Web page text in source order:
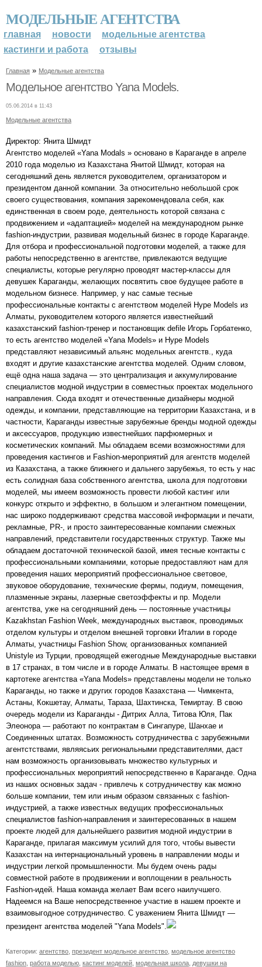
МОДЕЛЬНЫЕ АГЕНТСТВА
главная новости
модельные агентства
кастинги и работа
отзывы
Главная » Модельные агентства
Модельное агентство Yana Models.
05.06.2014 в 11:43
Модельные агентства
Директор: Янита Шмидт
Агентство моделей «Yana Modals » основано в Караганде в апреле
2010 года моделью из Казахстана Янитой Шмидт, которая на
сегодняшний день является руководителем, организатором и
президентом данной компании. За относительно небольшой срок
своего существования, компания зарекомендовала себя, как
единственная в своем роде, деятельность которой связана с
продвижением и «адаптацией» моделей на международном рынке
fashion-индустрии, развивая модельный бизнес в городе Караганде.
Для отбора и профессиональной подготовки моделей, а также для
работы непосредственно в агентстве, привлекаются ведущие
специалисты, которые регулярно проводят мастер-классы для
девушек Караганды, желающих посвятить свое будущее работе в
модельном бизнесе. Например, у нас самые тесные
профессиональные контакты с агентством моделей Hype Models из
Алматы, руководителем которого является известнейший
казахстанский fashion-тренер и постановщик defile Игорь Горбатенко,
то есть агентство моделей «Yana Models» и Hype Models
представляют независимый альянс модельных агентств., куда
входят и другие казахстанские агентства моделей. Одним словом,
ещё одна наша задача — это централизация и аккумулирование
специалистов модной индустрии в совместных проектах модельного
направления. Сюда входят и отечественные дизайнеры модной
одежды, и компании, представляющие на территории Казахстана, и в
частности, Караганды известные зарубежные бренды модной одежды
и аксессуаров, продукцию известнейших парфюмерных и
косметических компаний. Мы обладаем всеми возможностями для
проведения кастингов и Fashion-мероприятий для агентств моделей
из Казахстана, а также ближнего и дальнего зарубежья, то есть у нас
есть солидная база собственного агентства, школа для подготовки
моделей, мы имеем возможность провести любой кастинг или
конкурс открыто и эффектно, в большом и элегантном помещении,
нас широко поддерживают средства массовой информации и печати,
рекламные, PR-, и просто заинтересованные компании смежных
направлений, представители государственных структур. Также мы
обладаем достаточной технической базой, имея тесные контакты с
профессиональными компаниями, которые предоставляют нам для
проведения наших мероприятий профессиональное световое,
звуковое оборудование, технические фермы, подиум, помещения,
плазменные экраны, лазерные светоэффекты и пр. Модели
агентства, уже на сегодняшний день — постоянные участницы
Kazakhstan Fashion Week, международных выставок, проводимых
отделом культуры и отделом внешней торговки Италии в городе
Алматы, участницы Fashion Show, организованных компанией
Unistyle из Турции, проводящей ежегодные Международные выставки
в 17 странах, в том числе и в городе Алматы. В настоящее время в
картотеке агентства «Yana Models» представлены модели не только
Караганды, но также и других городов Казахстана — Чимкента,
Астаны, Кокшетау, Алматы, Тараза, Шахтинска, Темиртау. В свою
очередь модели из Караганды - Дитрих Алла, Титова Юля, Пак
Элеонора — работают по контрактам в Сингапуре, Шанхае и
Соединенных штатах. Возможность сотрудничества с зарубежными
агентстствами, являясьих региональными представителями, даст
нам возможность организовывать множество культурных и
профессиональных мероприятий непосредственно в Караганде. Одна
из наших основных задач - привлечь к сотрудничеству как можно
больше компании, тем или иным образом связанных с fashion-
индустрией, а также известных ведущих профессиональных
специалистов fashion-направления и заинтересованных в нашем
проекте людей для дальнейшего развития модной индустрии в
Караганде, прилагая максимум усилий для того, чтобы вывести
Казахстан на интернациональный уровень в направлении моды и
индустрии легкой промышленности. Мы будем очень рады
совместной работе в продвижении и воплощении в реальность
Fashion-идей. Наша команда желает Вам всего наилучшего.
Надеемся на Ваше непосредственное участие в нашем проекте и
взаимовыгодное сотрудничество. С уважением Янита Шмидт —
президент агентства моделей "Yana Models".
Категории: агентство президент модельное агентство модельное агентство
fashion работа моделью кастинг моделей модельная школа девушки на